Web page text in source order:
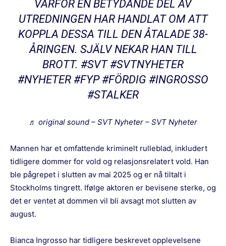
VARFÖR EN BETYDANDE DEL AV
UTREDNINGEN HAR HANDLAT OM ATT
KOPPLA DESSA TILL DEN ÅTALADE 38-
ÅRINGEN. SJÄLV NEKAR HAN TILL
BROTT. #SVT #SVTNYHETER
#NYHETER #FYP #FÖRDIG #INGROSSO
#STALKER
♬ original sound – SVT Nyheter – SVT Nyheter
Mannen har et omfattende kriminelt rulleblad, inkludert
tidligere dommer for vold og relasjonsrelatert vold. Han
ble pågrepet i slutten av mai 2025 og er nå tiltalt i
Stockholms tingrett. Ifølge aktoren er bevisene sterke, og
det er ventet at dommen vil bli avsagt mot slutten av
august.
Bianca Ingrosso har tidligere beskrevet opplevelsene